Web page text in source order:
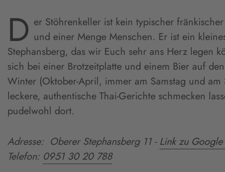
D er Stöhrenkeller ist kein typischer
und einer Menge Menschen. Er ist ein
Stephansberg, das wir Euch sehr ans Herz legen
sich bei einer Brotzeitplatte und einem Bier auf
Winter (Oktober-April, immer am Samstag und
leckere, authentische Thai-Gerichte schmecken
pudelwohl dort.
Adresse: Oberer Stephansberg 11- Link zu
Telefon: 0951 30 20 788